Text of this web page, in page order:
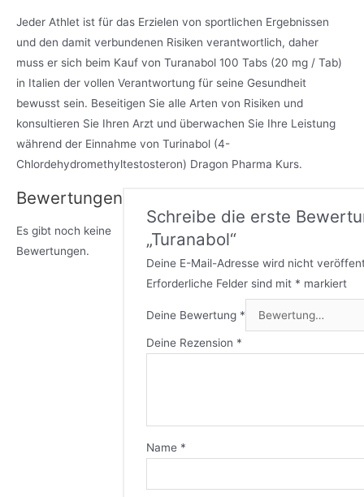
Jeder Athlet ist für das Erzielen von sportlichen Ergebnissen
und den damit verbundenen Risiken verantwortlich, daher
muss er sich beim Kauf von Turanabol 100 Tabs (20 mg / Tab)
in Italien der vollen Verantwortung für seine Gesundheit
bewusst sein. Beseitigen Sie alle Arten von Risiken und
konsultieren Sie Ihren Arzt und überwachen Sie Ihre Leistung
während der Einnahme von Turinabol (4-
Chlordehydromethyltestosteron) Dragon Pharma Kurs.
Bewertungen
Es gibt noch keine
Bewertungen.
Schreibe die erste
„Turanabol“
Deine E-Mail-Adresse wird nicht
Erforderliche Felder sind mit * markiert
Deine Bewertung *
Deine Rezension *
Name *